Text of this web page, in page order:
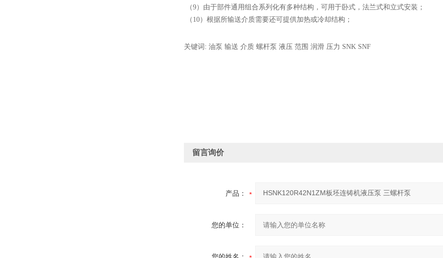
（9）由于部件通用组合系列化有多种结构，可用于卧式，法兰式和立式安装；
（10）根据所输送介质需要还可提供加热或冷却结构；
关键词: 油泵 输送 介质 螺杆泵 液压 范围 润滑 压力 SNK SNF
留言询价
产品：
您的单位：